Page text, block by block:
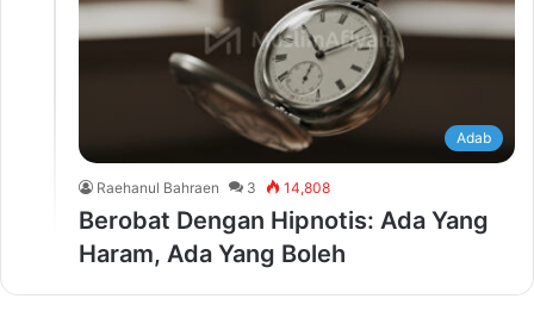
Adab
Raehanul Bahraen 3 14,808
Berobat Dengan Hipnotis: Ada Yang
Haram, Ada Yang Boleh